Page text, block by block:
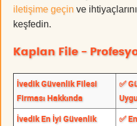
iletişime geçin ve
keşfedin.
Kaplan File -
İvedik Güvenlik Filesi
Firması Hakkında
✅
İvedik En İyi Güvenlik
✅